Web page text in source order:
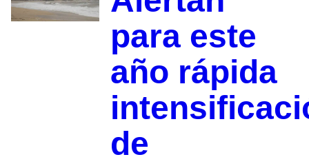
para este
año rápida
de